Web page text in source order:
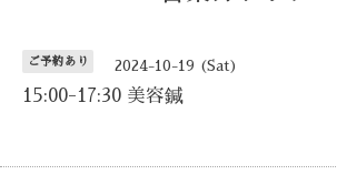
ご予約あり 2024-10-19 (Sat)
15:00-17:30 美容鍼